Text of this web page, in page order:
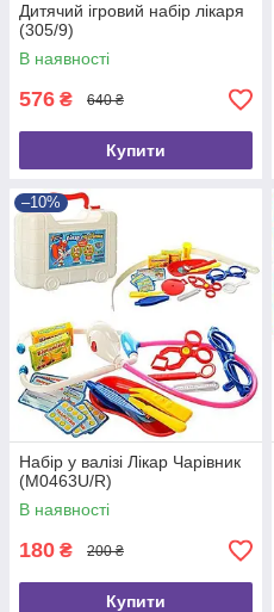
Дитячий ігровий набір лікаря
(305/9)
В наявності
576 ₴ 640 ₴
Купити
–10%
Набір у валізі Лікар Чарівник
(M0463U/R)
В наявності
180 ₴ 200 ₴
Купити